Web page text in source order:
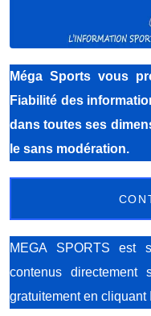
Méga Sports vous
Fiabilité des
dans toutes ses
le sans modération.
MEGA SPORTS est
contenus directement
gratuitementen cliquant